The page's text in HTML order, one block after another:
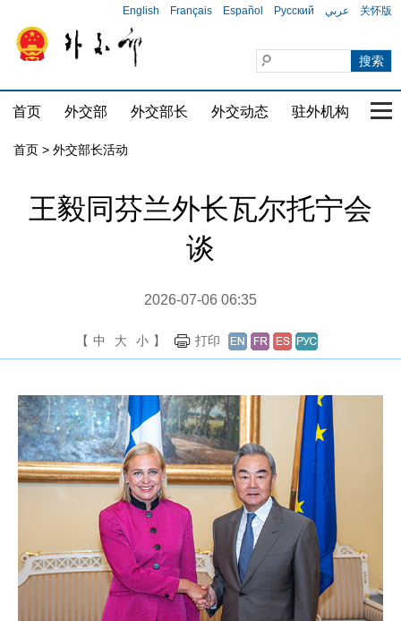
English Français Español Русский عربي 关怀版
首页 外交部 外交部长 外交动态 驻外机构 国
首页 > 外交部长活动
王毅同芬兰外长瓦尔托宁会
谈
2026-07-06 06:35
【 中 大 小 】 打印